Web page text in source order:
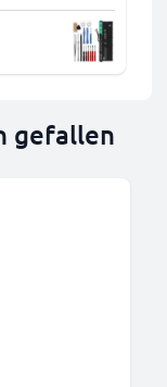
gefallen